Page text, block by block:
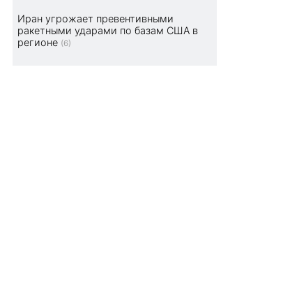
Иран угрожает превентивными
ракетными ударами по базам США в
регионе (6)